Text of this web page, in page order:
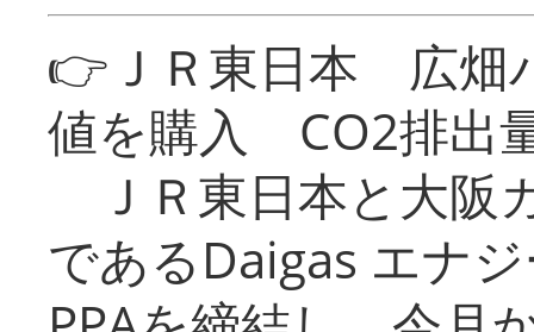
👉ＪＲ東日本 広畑
値を購入 CO2排出
ＪＲ東日本と大阪
であるDaigas エナ